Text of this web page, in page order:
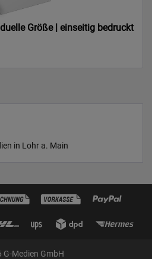
Größe | einseitig bedruckt
in Lohr a. Main
Medien GmbH